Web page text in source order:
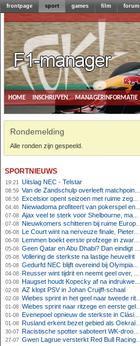
frontpage sport games film forum
home inschrijven managerinformatie
Rondemelding
Alle ronden zijn gespeeld.
sportnieuws
19:21 Uitslag NEC - Telstar
08:59 Van de Zandschulp overleeft matchpoints, ook Griekspoor verder in Montreal
08:56 Excelsior opent seizoen met ruime zege op promovendus Cambuur
04:46 Niewiadoma profiteert van pokerspel en grijpt geel op Ventoux
07-08 Ajax veel te sterk voor Shelbourne, maar houdt schade beperkt
07-08 Nieuwkomers schitteren bij ruime Europese zege FC Twente
06-08 Le Court wint na nerveuze finale, Pieterse derde
06-08 Lemmen boekt eerste profzege in zware Ronde van Polen-rit
05-08 Geen Qatar en Abu Dhabi? Dan eindigt Formule 1-seizoen mogelijk in Europa
05-08 Vollering de sterkste na lastige heuvelrit
05-08 Gedurfd NEC blijft overeind bij Olympiakos
04-08 Reusser wint tijdrit en neemt geel over, Nooijen knap tweede
03-08 Haugset houdt Kopecky af na indrukwekkende solo van 86 kilometer
02-08 AZ klopt PSV in Johan Cruijff-schaal
02-08 Wiebes sprint in het geel naar tweede ritzege
01-08 Wiebes sprint naar ritzege en eerste gele trui in Tour Femmes
01-08 Evenepoel opnieuw de sterkste in Clásica San Sebastián
01-08 Rusland erkent bezet gebied als Oekraïens voor opheffing IOC-schorsing
30-07 Racistische spotter saboteert WK-droom van powerliftster
27-07 Gwen Lagrue versterkt Red Bull Racing vanaf 2027